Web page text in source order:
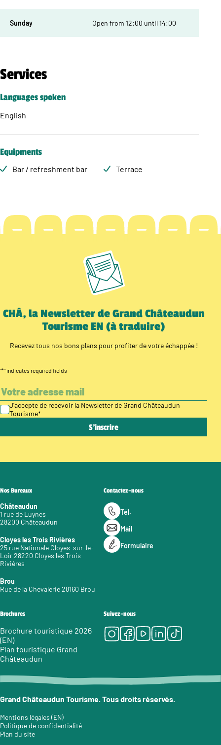
Sunday Open from 12:00 until 14:00
Services
Languages spoken
English
Equipments
Bar / refreshment bar Terrace
CHÂ, la Newsletter de Grand Châteaudun
Tourisme EN (à traduire)
Recevez tous nos bons plans pour profiter de votre échappée !
"*" indicates required fields
J’accepte de recevoir la Newsletter de Grand Châteaudun
Tourisme*
Nos Bureaux
Châteaudun
1 rue de Luynes
28200 Châteaudun
Cloyes les Trois Rivières
25 rue Nationale Cloyes-sur-le-
Loir 28220 Cloyes les Trois
Rivières
Brou
Rue de la Chevalerie 28160 Brou
Contactez-nous
Tél.
Mail
Formulaire
Brochures
Brochure touristique 2026
(EN)
Plan touristique Grand
Châteaudun
Suivez-nous
Instagram
Facebook
Youtube
LinkedIn
Tiktok
Grand Châteaudun Tourisme. Tous droits réservés.
Mentions légales (EN)
Politique de confidentialité
Plan du site